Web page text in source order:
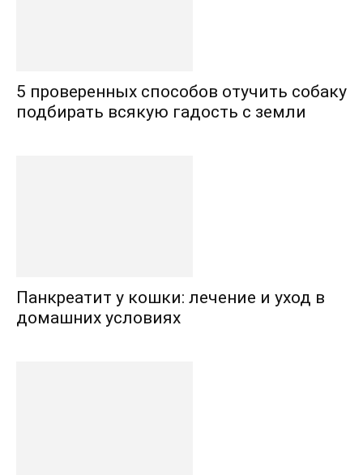
5 проверенных способов отучить собаку
подбирать всякую гадость с земли
Панкреатит у кошки: лечение и уход в
домашних условиях